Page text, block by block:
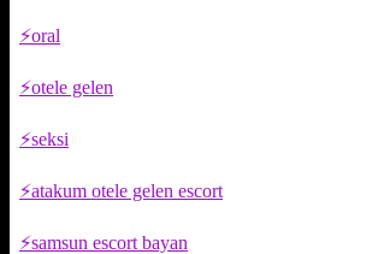
oral
otele gelen
seksi
atakum otele gelen escort
samsun escort bayan